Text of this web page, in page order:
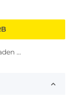
...